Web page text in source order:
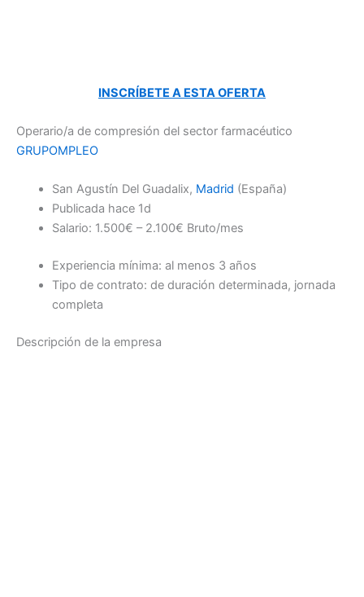
INSCRÍBETE A ESTA OFERTA
Operario/a de compresión del sector farmacéutico
GRUPOMPLEO
San Agustín Del Guadalix, Madrid (España)
Publicada hace 1d
Salario: 1.500€ – 2.100€ Bruto/mes
Experiencia mínima: al menos 3 años
Tipo de contrato: de duración determinada, jornada
completa
Descripción de la empresa